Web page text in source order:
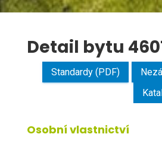
Detail bytu
Standardy (PDF)
Osobní vlastnictví